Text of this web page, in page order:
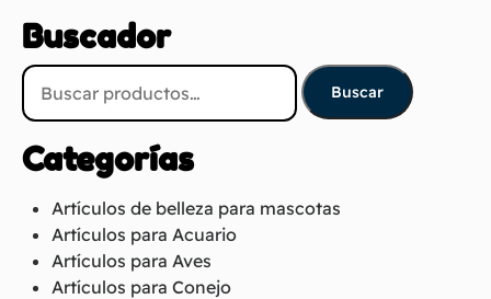
Buscador
Buscar
Categorías
Artículos de belleza para mascotas
Artículos para Acuario
Artículos para Aves
Artículos para Conejo